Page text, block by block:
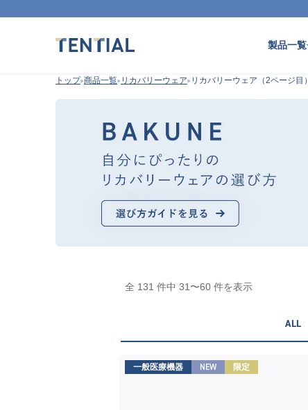
製品一覧
トップ 商品一覧 リカバリーウェア リカバリーウェア（2ページ目）
全 131 件中 31〜60 件を表示
ALL
一般医療機器 NEW 限定